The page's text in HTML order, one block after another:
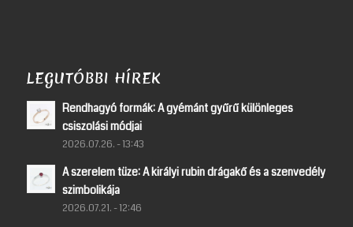
LEGUTÓBBI HÍREK
Rendhagyó formák: A gyémánt gyűrű különleges
csiszolási módjai
2026.07.26. - 13:43
A szerelem tüze: A királyi rubin drágakő és a szenvedély
szimbolikája
2026.07.21. - 12:46